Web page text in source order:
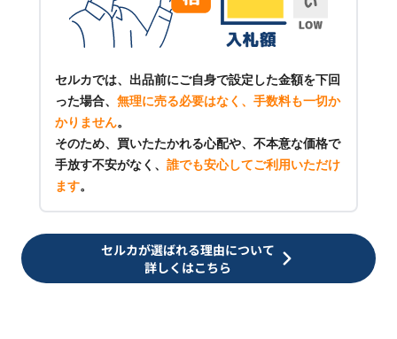
セルカでは、出品前にご自身で設定した金額を下回
った場合、 無理に売る必要はなく、手数料も一切か
かりません。
そのため、買いたたかれる心配や、不本意な価格で
手放す不安がなく、 誰でも安心してご利用いただけ
ます。
セルカが選ばれる理由について
詳しくはこちら